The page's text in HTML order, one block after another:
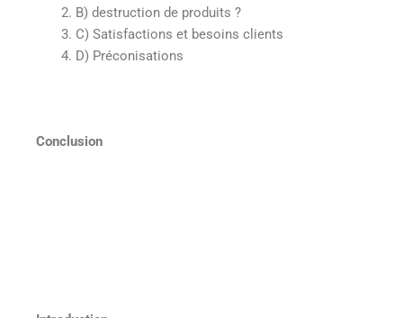
B) destruction de produits ?
C) Satisfactions et besoins clients
D) Préconisations
Conclusion